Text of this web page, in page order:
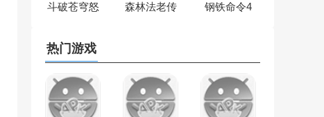
斗破苍穹怒
森林法老传
钢铁命令4
热门游戏